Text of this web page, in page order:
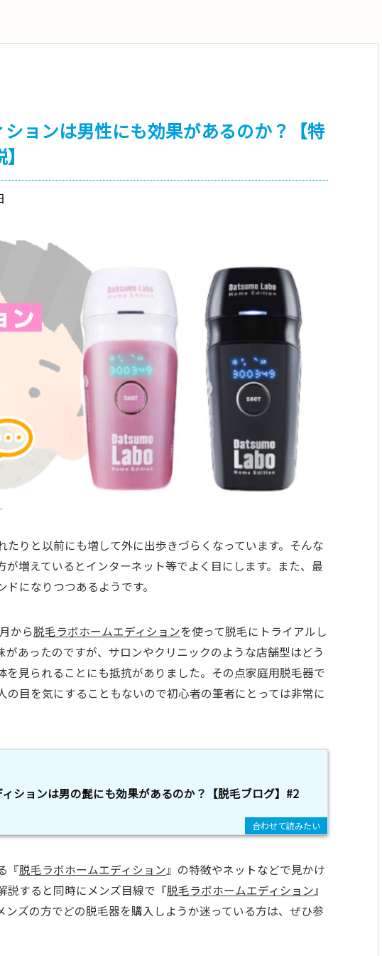
ョンは男性にも効果があるのか？【特
りと以前にも増して外に出歩きづらくなっています。そんな
が増えているとインターネット等でよく目にします。また、最
になりつつあるようです。
から脱毛ラボホームエディションを使って脱毛にトライアルし
あったのですが、サロンやクリニックのような店舗型はどう
を見られることにも抵抗がありました。その点家庭用脱毛器で
の目を気にすることもないので初心者の筆者にとっては非常に
ションは男の髭にも効果があるのか？【脱毛ブログ】#2
『脱毛ラボホームエディション』の特徴やネットなどで見かけ
説すると同時にメンズ目線で『脱毛ラボホームエディション』
ズの方でどの脱毛器を購入しようか迷っている方は、ぜひ参